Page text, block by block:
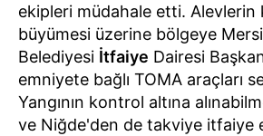
ekipleri müdahale etti. Alevlerin
büyümesi üzerine bölgeye
Belediyesi İtfaiye Dairesi
emniyete bağlı TOMA araçları
Yangının kontrol altına
ve Niğde'den de takviye itfaiye